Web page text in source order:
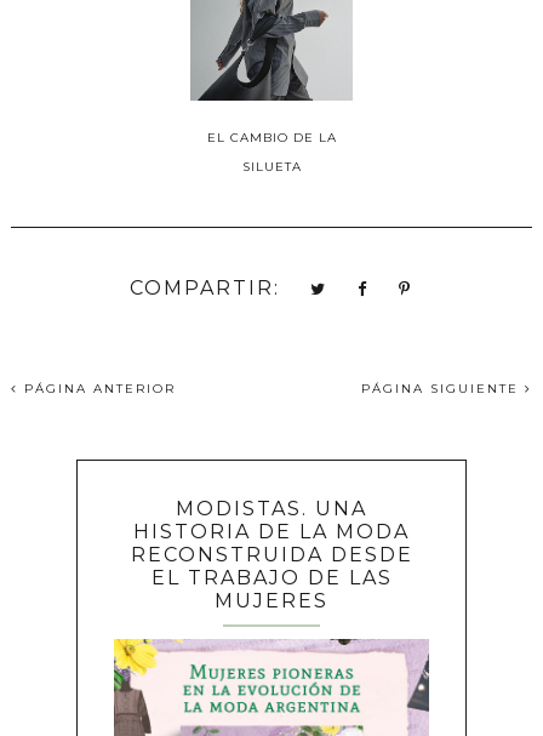
EL CAMBIO DE LA
SILUETA
COMPARTIR:
PÁGINA ANTERIOR PÁGINA SIGUIENTE
MODISTAS. UNA
HISTORIA DE LA MODA
RECONSTRUIDA DESDE
EL TRABAJO DE LAS
MUJERES